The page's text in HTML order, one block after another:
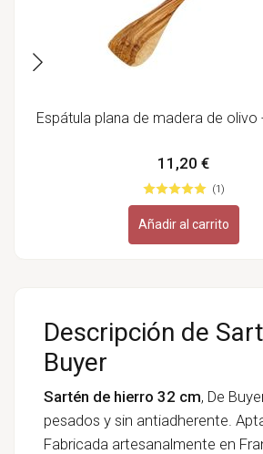
Espátula plana de madera de olivo
11,20 €
(1)
Añadir al carrito
Descripción de
Buyer
Sartén de hierro 32 cm, De
pesados y sin antiadherente.
Fabricada artesanalmente en